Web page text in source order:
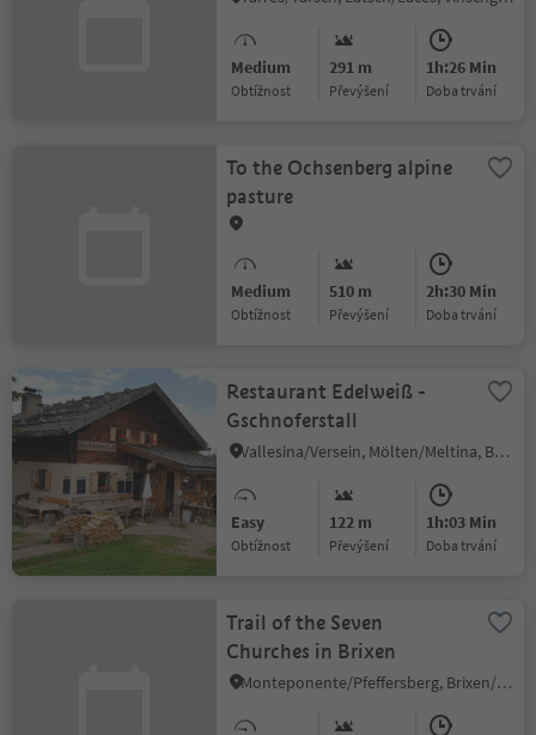
Medium
Obtížnost
291 m
Převýšení
1h:26 Min
doba trvání
To the Ochsenberg alpine
pasture
Medium
Obtížnost
510 m
Převýšení
2h:30 Min
doba trvání
Restaurant Edelweiß -
Gschnoferstall
Vallesina/Versein, Mölten/Meltina, Bolzano/Bozen and environs
Easy
Obtížnost
122 m
Převýšení
1h:03 Min
doba trvání
Trail of the Seven
Churches in Brixen
Monteponente/Pfeffersberg, Brixen/Bressanone, Brixen/Bressanone and environs